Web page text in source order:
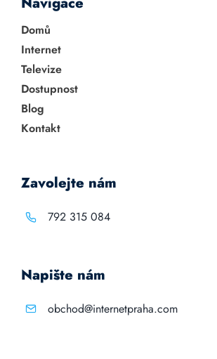
Domů
Internet
Televize
Dostupnost
Blog
Kontakt
Zavolejte nám
792 315 084
Napište nám
obchod@internetpraha.com